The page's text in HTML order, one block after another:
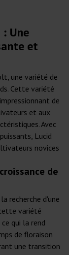
Une
et
une variété de
Cette variété
de
et aux
Avec
Lucid
novices
de
recherche d'une
variété
qui la rend
de floraison
une transition